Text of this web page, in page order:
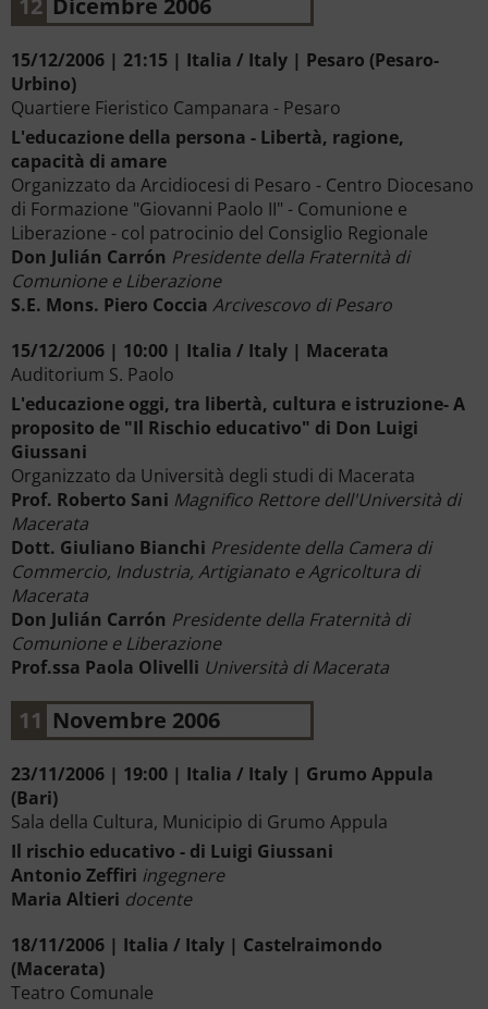
12 Dicembre 2006
15/12/2006 | 21:15 | Italia / Italy | Pesaro (Pesaro-
Urbino)
Quartiere Fieristico Campanara - Pesaro
L'educazione della persona - Libertà, ragione,
capacità di amare
Organizzato da Arcidiocesi di Pesaro - Centro Diocesano
di Formazione "Giovanni Paolo II" - Comunione e
Liberazione - col patrocinio del Consiglio Regionale
Don Julián Carrón Presidente della Fraternità di
Comunione e Liberazione
S.E. Mons. Piero Coccia Arcivescovo di Pesaro
15/12/2006 | 10:00 | Italia / Italy | Macerata
Auditorium S. Paolo
L'educazione oggi, tra libertà, cultura e istruzione- A
proposito de "Il Rischio educativo" di Don Luigi
Giussani
Organizzato da Università degli studi di Macerata
Prof. Roberto Sani Magnifico Rettore dell'Università di
Macerata
Dott. Giuliano Bianchi Presidente della Camera di
Commercio, Industria, Artigianato e Agricoltura di
Macerata
Don Julián Carrón Presidente della Fraternità di
Comunione e Liberazione
Prof.ssa Paola Olivelli Università di Macerata
11 Novembre 2006
23/11/2006 | 19:00 | Italia / Italy | Grumo Appula
(Bari)
Sala della Cultura, Municipio di Grumo Appula
Il rischio educativo - di Luigi Giussani
Antonio Zeffiri ingegnere
Maria Altieri docente
18/11/2006 | Italia / Italy | Castelraimondo
(Macerata)
Teatro Comunale